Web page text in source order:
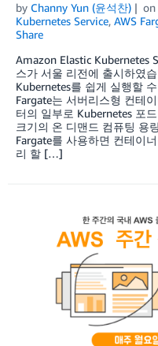
by Channy Yun (윤석찬) on
Kubernetes Service, AWS
Share
Amazon Elastic Kubernetes
스가 서울 리전에 출시하였
Kubernetes를 쉽게 실행할
Fargate는 서버리스형 컨테
터의 일부로 Kubernetes 포
크기의 온 디맨드 컴퓨팅 용
Fargate를 사용하면 컨테이
리 할 […]